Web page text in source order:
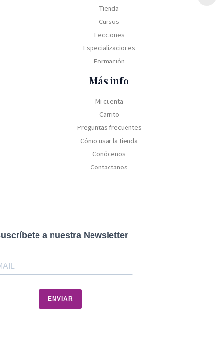
Tienda
Cursos
Lecciones
Especializaciones
Formación
Más info
Mi cuenta
Carrito
Preguntas frecuentes
Cómo usar la tienda
Conócenos
Contactanos
a nuestra Newsletter
ENVIAR